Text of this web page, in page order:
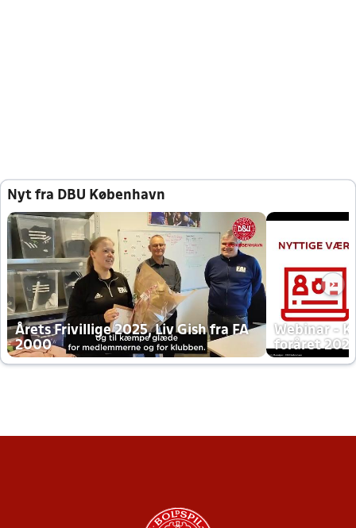
Nyt fra DBU København
Årets Frivillige 2025, Liv Gish fra FA
2000
Webinar -
foråret